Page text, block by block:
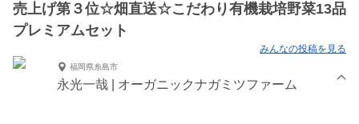
売上げ第３位☆畑直送☆こだわり有機栽培野菜13品
プレミアムセット
みんなの投稿を見る
福岡県糸島市
永光一哉 | オーガニックナガミツファーム